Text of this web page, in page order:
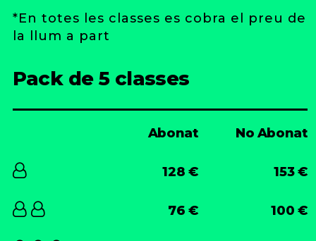
*En totes les classes es cobra el preu de
la llum a part
Pack de 5 classes
Abonat No Abonat
128 € 153 €
76 € 100 €